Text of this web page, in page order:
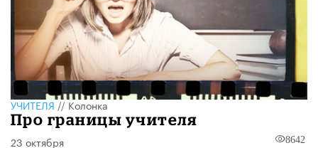
УЧИТЕЛЯ//Колонка
Про границы учителя
23 октября 8642